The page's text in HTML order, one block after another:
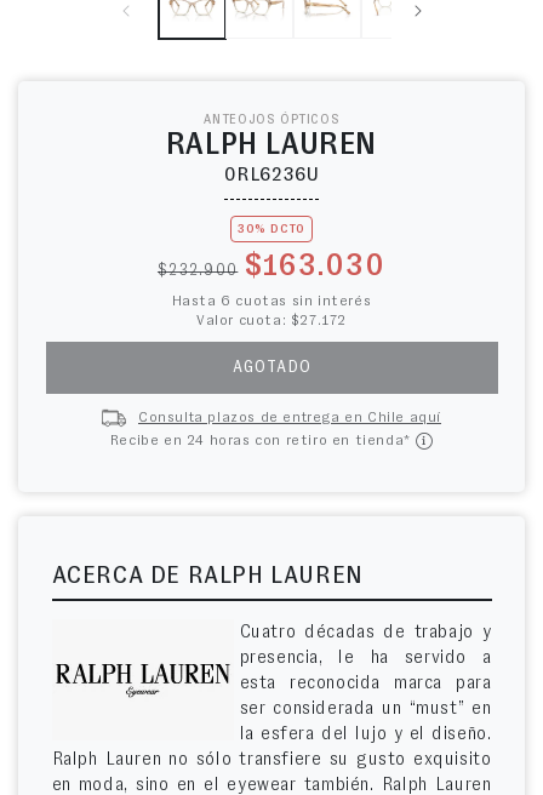
ANTEOJOS ÓPTICOS
RALPH LAUREN
0RL6236U
30% DCTO
Precio habitual
$232.900 $163.030
Hasta 6 cuotas sin interés
Valor cuota: $27.172
AGOTADO
Consulta plazos de entrega en Chile aquí
Recibe en 24 horas con retiro en tienda*
ACERCA DE RALPH LAUREN
Cuatro décadas de trabajo y
presencia, le ha servido a
esta reconocida marca para
ser considerada un “must” en
la esfera del lujo y el diseño.
Ralph Lauren no sólo transfiere su gusto exquisito
en moda, sino en el eyewear también. Ralph Lauren